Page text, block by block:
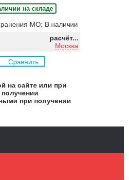
на складе
МО: В наличии
расчёт...
Москва
Сравнить